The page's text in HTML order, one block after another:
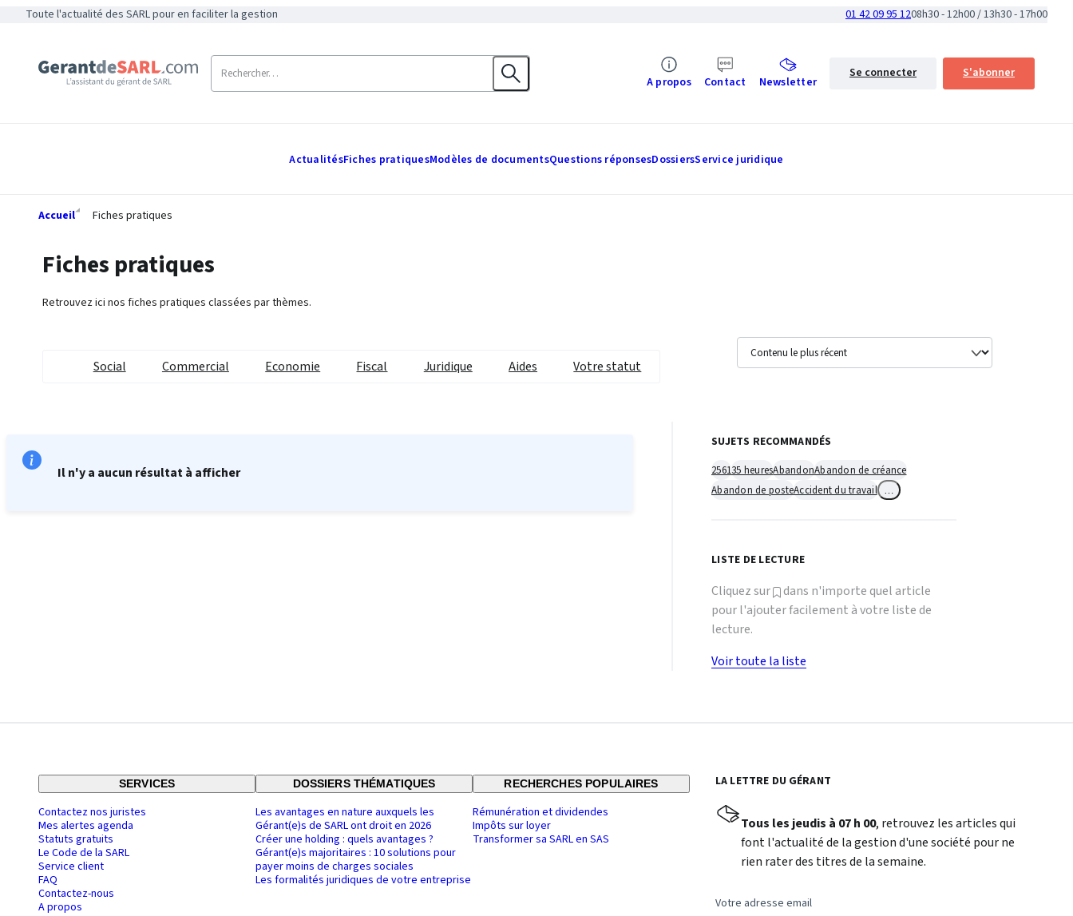
Toute l'actualité des SARL pour en faciliter la gestion 01 42 09 95 1208h30 - 12h00 / 13h30 - 17h00
A propos Contact Newsletter
Se connecter S'abonner
ActualitésFiches pratiquesModèles de documentsQuestions réponsesDossiersService juridique
Accueil Fiches pratiques
Fiches pratiques
Retrouvez ici nos fiches pratiques classées par thèmes.
Social Commercial Economie Fiscal Juridique Aides Votre statut
Il n'y a aucun résultat à afficher
SUJETS RECOMMANDÉS
256135 heuresAbandonAbandon de créance
Abandon de posteAccident du travail
LISTE DE LECTURE
Cliquez sur
dans n'importe quel article
pour l'ajouter facilement à votre liste de
lecture.
Voir toute la liste
SERVICES
Contactez nos juristes
Mes alertes agenda
Statuts gratuits
Le Code de la SARL
Service client
FAQ
Contactez-nous
A propos
DOSSIERS THÉMATIQUES
Les avantages en nature auxquels les
Gérant(e)s de SARL ont droit en 2026
Créer une holding : quels avantages ?
Gérant(e)s majoritaires : 10 solutions pour
payer moins de charges sociales
Les formalités juridiques de votre entreprise
RECHERCHES POPULAIRES
Rémunération et dividendes
Impôts sur loyer
Transformer sa SARL en SAS
LA LETTRE DU GÉRANT
Tous les jeudis à 07 h 00, retrouvez les articles qui
font l'actualité de la gestion d'une société pour ne
rien rater des titres de la semaine.
Votre adresse email